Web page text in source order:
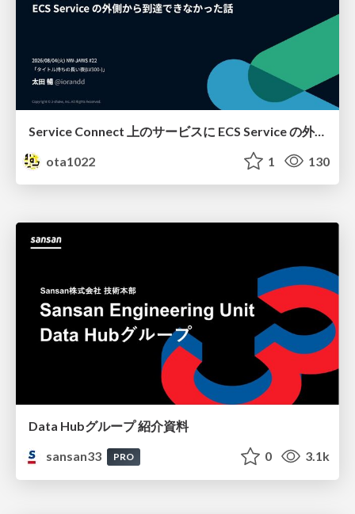
Service Connect 上のサービスに ECS Service の外側から到達できなかった話
ota1022
1 130
Data Hubグループ 紹介資料
sansan33
PRO 0 3.1k